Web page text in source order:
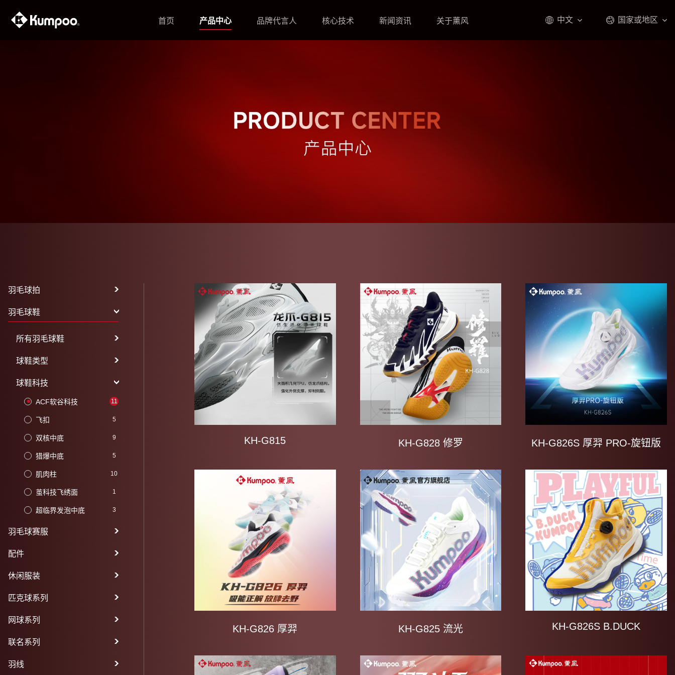
首页 产品中心 品牌代言人 核心技术 新闻资讯 关于薰风 中文 国家或地区
羽毛球拍
羽毛球鞋
所有羽毛球鞋
球鞋类型
球鞋科技
ACF软谷科技 11
飞扣 5
双核中底 9
猎爆中底 5
肌肉柱 10
茧科技飞绣面 1
超临界发泡中底 3
羽毛球赛服
配件
休闲服装
匹克球系列
网球系列
联名系列
羽线
KH-G815 KH-G828 修罗 KH-G826S 厚羿 PRO-旋钮版
KH-G826 厚羿 KH-G825 流光 KH-G826S B.DUCK